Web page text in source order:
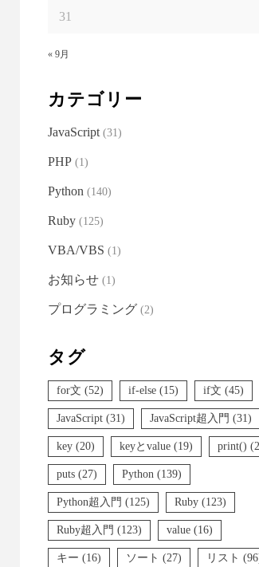
« 9月
31
カテゴリー
JavaScript(31)
PHP (1)
Python (140)
Ruby (125)
VBA/VBS (1)
お知らせ (1)
プログラミング (2)
タグ
for文 (52) if-else (15) if文 (45)
JavaScript (31) JavaScript超入門 (31)
key (20) keyとvalue (19) print()
puts (27) Python (139)
Python超入門 (125) Ruby (123)
Ruby超入門 (123) value (16)
キー (16) ソート (27) リスト